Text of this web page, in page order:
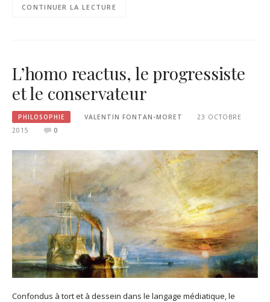
CONTINUER LA LECTURE
L’homo reactus, le progressiste
et le conservateur
PHILOSOPHIE VALENTIN FONTAN-MORET
23 OCTOBRE
2015
0
Confondus à tort et à dessein dans le langage médiatique, le